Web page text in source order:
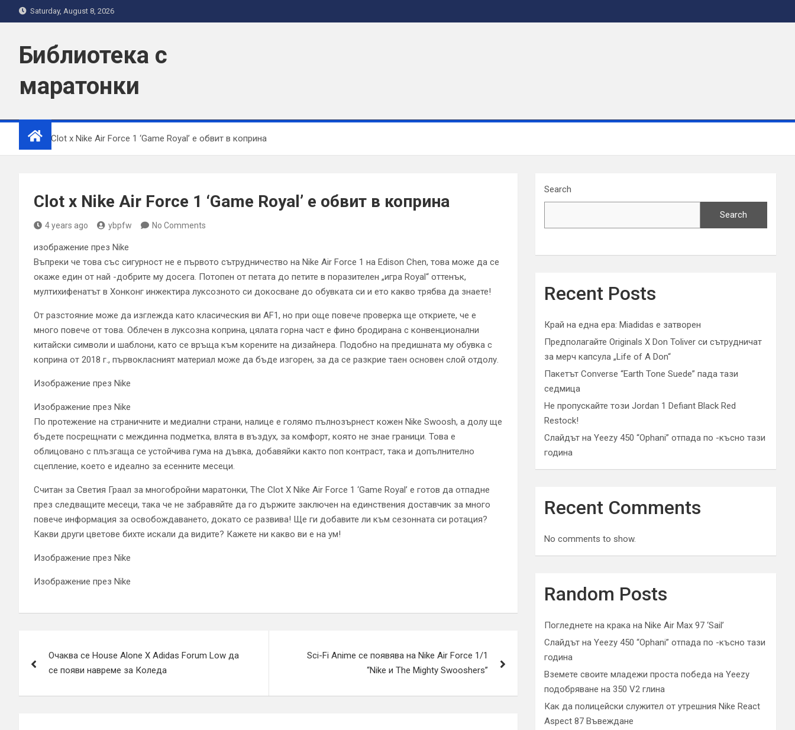
to
Saturday, August 8, 2026
Библиотека с
маратонки
Home Clot x Nike Air Force 1 ‘Game Royal’ е обвит в коприна
Clot x Nike Air Force 1 ‘Game Royal’ е обвит в коприна
4 years ago ybpfw No Comments
изображение през Nike
Въпреки че това със сигурност не е първото сътрудничество на Nike Air Force 1 на Edison Chen, това може да се
окаже един от най -добрите му досега. Потопен от петата до петите в поразителен „игра Royal“ оттенък,
мултихифенатът в Хонконг инжектира луксозното си докосване до обувката си и ето какво трябва да знаете!
От разстояние може да изглежда като класическия ви AF1, но при още повече проверка ще откриете, че е
много повече от това. Облечен в луксозна коприна, цялата горна част е фино бродирана с конвенционални
китайски символи и шаблони, като се връща към корените на дизайнера. Подобно на предишната му обувка с
коприна от 2018 г., първокласният материал може да бъде изгорен, за да се разкрие таен основен слой отдолу.
Изображение през Nike
Изображение през Nike
По протежение на страничните и медиални страни, налице е голямо пълнозърнест кожен Nike Swoosh, а долу ще
бъдете посрещнати с междинна подметка, влята в въздух, за комфорт, която не знае граници. Това е
облицовано с плъзгаща се устойчива гума на дъвка, добавяйки както поп контраст, така и допълнително
сцепление, което е идеално за есенните месеци.
Считан за Светия Граал за многобройни маратонки, The Clot X Nike Air Force 1 ‘Game Royal’ е готов да отпадне
през следващите месеци, така че не забравяйте да го държите заключен на единствения доставчик за много
повече информация за освобождаването, докато се развива! Ще ги добавите ли към сезонната си ротация?
Какви други цветове бихте искали да видите? Кажете ни какво ви е на ум!
Изображение през Nike
Изображение през Nike
navigation
Очаква се House Alone X Adidas Forum Low да
се появи навреме за Коледа
Sci-Fi Anime се появява на Nike Air Force 1/1
“Nike и The Mighty Swooshers”
Search
Search
Recent Posts
Край на една ера: Miadidas е затворен
Предполагайте Originals X Don Toliver си сътрудничат
за мерч капсула „Life of A Don“
Пакетът Converse “Earth Tone Suede” пада тази
седмица
Не пропускайте този Jordan 1 Defiant Black Red
Restock!
Слайдът на Yeezy 450 “Ophani” отпада по -късно тази
година
Recent Comments
No comments to show.
Random Posts
Погледнете на крака на Nike Air Max 97 ‘Sail’
Слайдът на Yeezy 450 “Ophani” отпада по -късно тази
година
Вземете своите младежи проста победа на Yeezy
подобряване на 350 V2 глина
Как да полицейски служител от утрешния Nike React
Aspect 87 Въвеждане